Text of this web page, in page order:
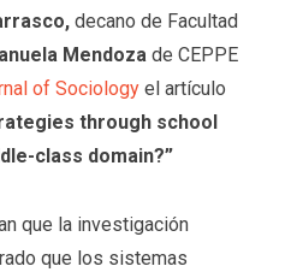
decano de Facultad
Mendoza de CEPPE
of Sociologyel artículo
through school
class domain?”
que la investigación
que los sistemas